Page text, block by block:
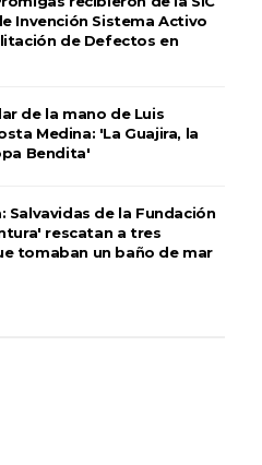
Invención Sistema Activo
de Defectos en
de la mano de Luis
Medina: 'La Guajira, la
Bendita'
Salvavidas de la Fundación
rescatan a tres
tomaban un baño de mar